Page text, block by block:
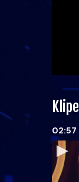
Klipe
02:57